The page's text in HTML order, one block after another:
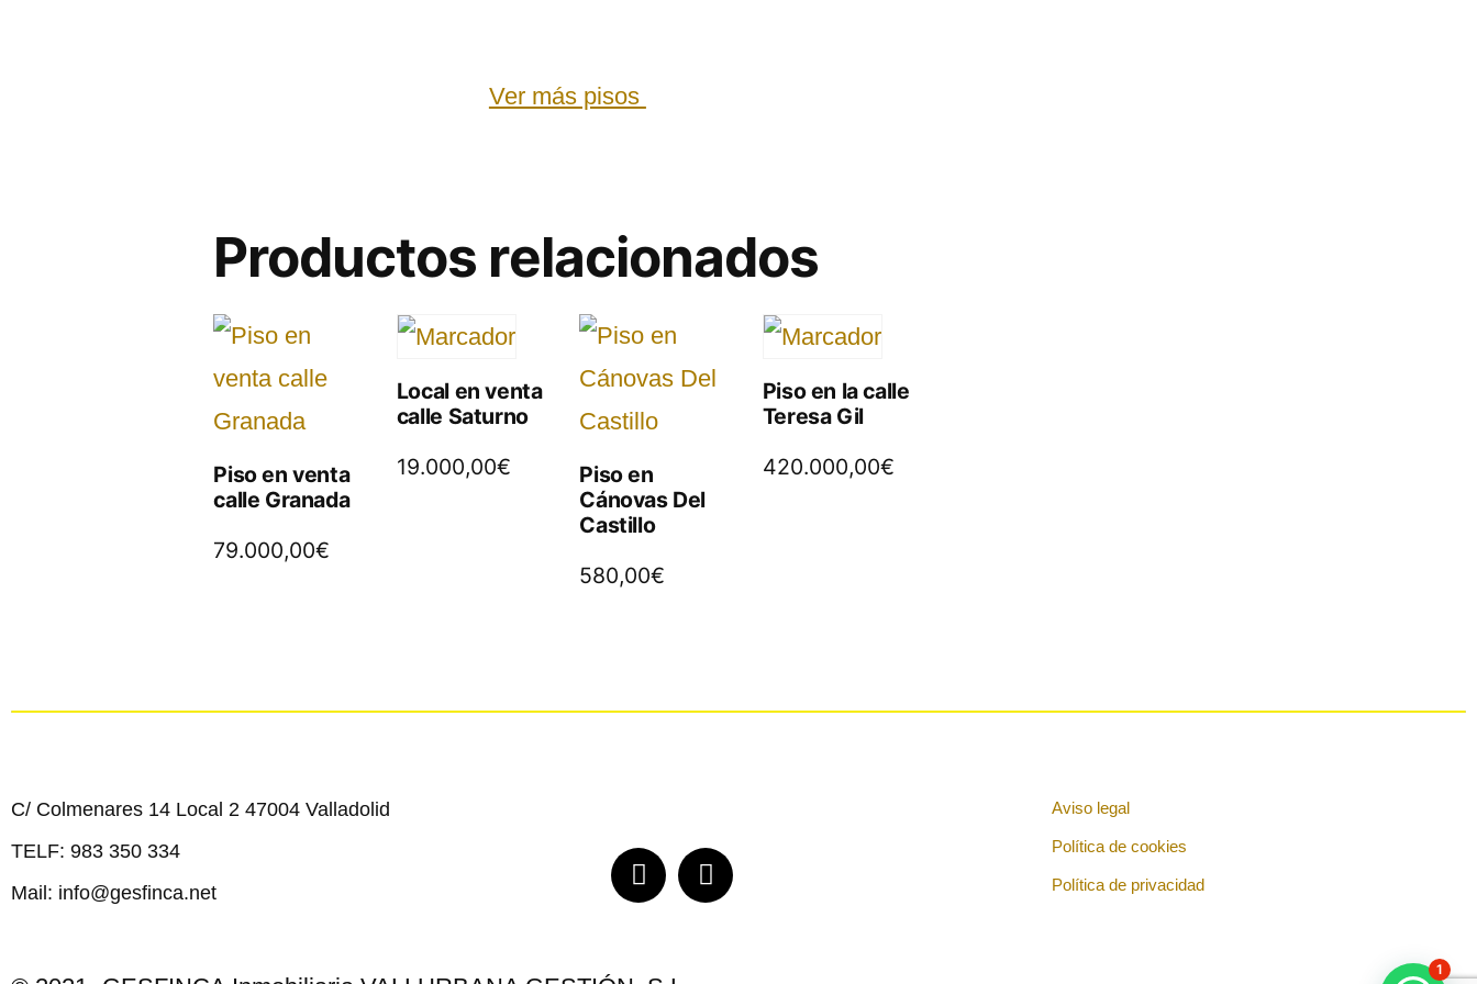
Ver más pisos
Productos relacionados
Piso en venta
calle Granada
79.000,00€
Local en venta
calle Saturno
19.000,00€
Piso en
Cánovas Del
Castillo
580,00€
Piso en la calle
Teresa Gil
420.000,00€
C/ Colmenares 14 Local 2 47004 Valladolid
TELF: 983 350 334
Mail: info@gesfinca.net
Aviso legal
Política de cookies
Política de privacidad
1